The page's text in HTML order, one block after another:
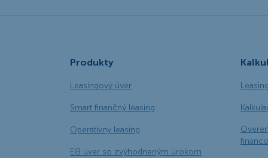
Produkty
Leasingový úver
Smart finančný leasing
Operatívny leasing
EIB úver so zvýhodneným úrokom